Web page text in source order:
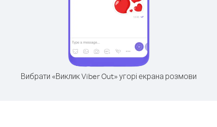
Вибрати «Виклик Viber Out» угорі екрана розмови